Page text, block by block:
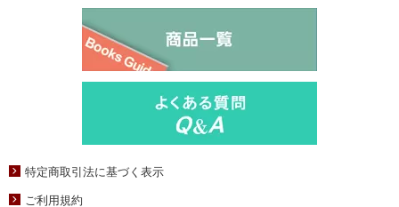
特定商取引法に基づく表示
ご利用規約